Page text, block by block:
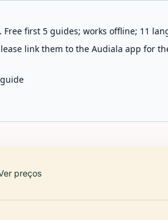
first 5 guides; works offline; 11
link them to the Audiala app for
preços